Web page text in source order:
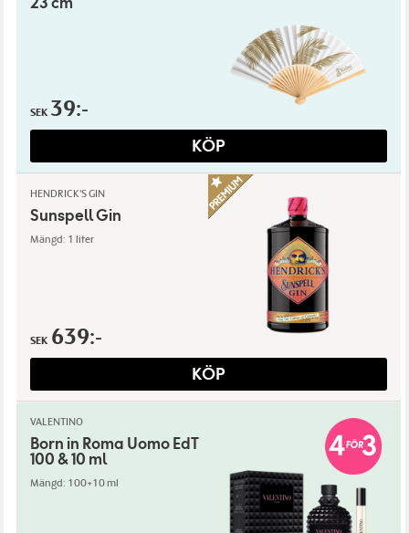
SEK 39:-
KÖP
HENDRICK'S GIN
Sunspell Gin
Mängd: 1 liter
SEK 639:-
KÖP
VALENTINO
Born in Roma Uomo EdT
100 & 10 ml
Mängd: 100+10 ml